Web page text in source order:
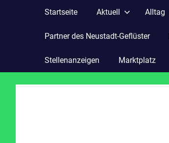
Startseite Aktuell Alltag
Partner des Neustadt-Geflüster
Stellenanzeigen Marktplatz